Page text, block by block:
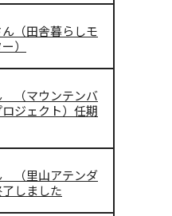
（田舎暮らしモ
）
マウンテンバ
ジェクト）任期
里山アテンダ
しました